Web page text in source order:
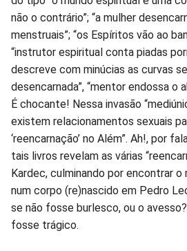
não o contrário”; “a mulher
menstruais”; “os Espíritos vão ao
“instrutor espiritual conta piadas
descreve com minúcias as curvas
desencarnada”, “mentor endossa o
É chocante! Nessa invasão
existem relacionamentos sexuais
‘reencarnação’ no Além”. Ah!, por
tais livros revelam as várias
Kardec, culminando por encontrar
num corpo (re)nascido em Pedro
se não fosse burlesco, ou o
fosse trágico.